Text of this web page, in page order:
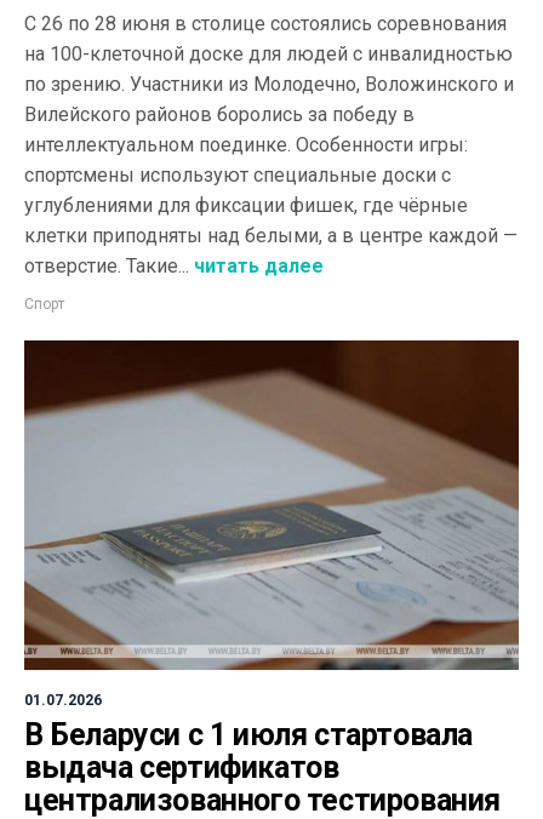
С 26 по 28 июня в столице состоялись соревнования
на 100-клеточной доске для людей с инвалидностью
по зрению. Участники из Молодечно, Воложинского и
Вилейского районов боролись за победу в
интеллектуальном поединке. Особенности игры:
спортсмены используют специальные доски с
углублениями для фиксации фишек, где чёрные
клетки приподняты над белыми, а в центре каждой —
отверстие. Такие... читать далее
Спорт
01.07.2026
В Беларуси с 1 июля стартовала
выдача сертификатов
централизованного тестирования